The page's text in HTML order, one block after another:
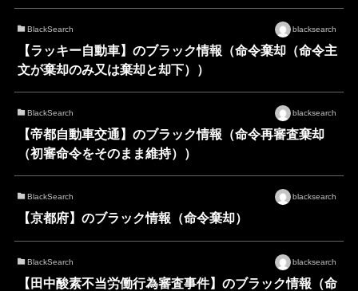
BlackSearch blacksearch
【ラッキー自動車】のブラック情報（命令棄却（命令主
文が棄却のみ又は棄却と却下））
BlackSearch blacksearch
【帝都自動車交通】のブラック情報（命令再審査棄却
（初審命令をそのまま維持））
BlackSearch blacksearch
【京都府】のブラック情報（命令棄却）
BlackSearch blacksearch
【田中酸素不当労働行為審査事件】のブラック情報（命